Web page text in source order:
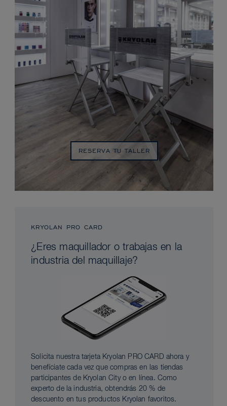
RESERVA TU TALLER
KRYOLAN PRO CARD
¿Eres maquillador o trabajas en la
industria del maquillaje?
Solicita nuestra tarjeta Kryolan PRO CARD ahora y
benefíciate cada vez que compras en las tiendas
participantes de Kryolan City o en línea. Como
experto de la industria, obtendrás 20 % de
descuento en tus productos Kryolan favoritos.